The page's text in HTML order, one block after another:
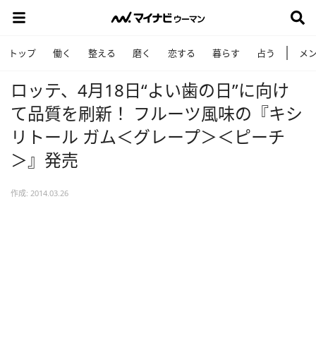
トップ 働く 整える 磨く 恋する 暮らす 占う メ
ロッテ、4月18日“よい歯の日”に向け
て品質を刷新！ フルーツ風味の『キシ
リトール ガム＜グレープ＞＜ピーチ
＞』発売
作成: 2014.03.26